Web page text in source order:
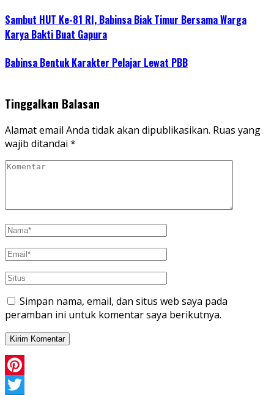
Sambut HUT Ke-81 RI, Babinsa Biak Timur Bersama Warga
Karya Bakti Buat Gapura
Babinsa Bentuk Karakter Pelajar Lewat PBB
Tinggalkan Balasan
Alamat email Anda tidak akan dipublikasikan. Ruas yang
wajib ditandai *
Simpan nama, email, dan situs web saya pada
peramban ini untuk komentar saya berikutnya.
Pinterest